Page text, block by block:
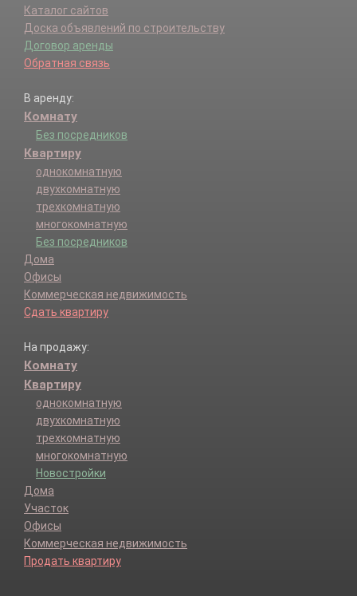
Каталог сайтов
Доска объявлений по строительству
Договор аренды
Обратная связь
В аренду:
Комнату
Без посредников
Квартиру
однокомнатную
двухкомнатную
трехкомнатную
многокомнатную
Без посредников
Дома
Офисы
Коммерческая недвижимость
Сдать квартиру
На продажу:
Комнату
Квартиру
однокомнатную
двухкомнатную
трехкомнатную
многокомнатную
Новостройки
Дома
Участок
Офисы
Коммерческая недвижимость
Продать квартиру